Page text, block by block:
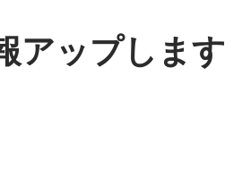
アップします